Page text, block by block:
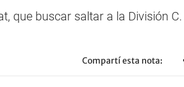
que buscar saltar a la División
Compartí esta nota: